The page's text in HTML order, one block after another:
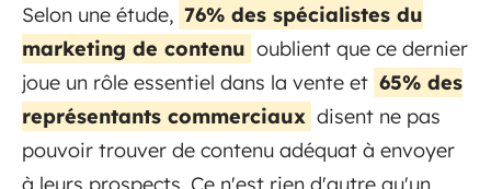
Selon une étude, 76% des spécialistes du
marketing de contenu oublient que ce dernier
joue un rôle essentiel dans la vente et 65% des
représentants commerciaux disent ne pas
pouvoir trouver de contenu adéquat à envoyer
à leurs prospects. Ce n'est rien d'autre qu'un